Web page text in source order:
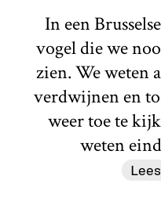
In een
vogel die we
zien. We weten
verdwijnen en
weer toe te
weten